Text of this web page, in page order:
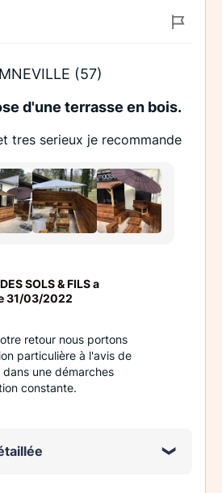
(57)
d'une terrasse en bois.
tres serieux je recommande
SOLS & FILS a
31/03/2022
retour nous portons
particulière à l'avis de
dans une démarches
constante.